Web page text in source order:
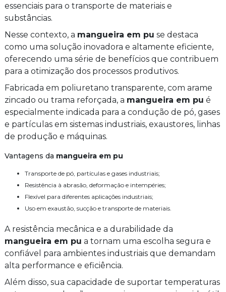
essenciais para o transporte de materiais e
substâncias.
Nesse contexto, a mangueira em pu se destaca
como uma solução inovadora e altamente eficiente,
oferecendo uma série de benefícios que contribuem
para a otimização dos processos produtivos.
Fabricada em poliuretano transparente, com arame
zincado ou trama reforçada, a mangueira em pu é
especialmente indicada para a condução de pó, gases
e partículas em sistemas industriais, exaustores, linhas
de produção e máquinas.
Vantagens da mangueira em pu
Transporte de pó, partículas e gases industriais;
Resistência à abrasão, deformação e intempéries;
Flexível para diferentes aplicações industriais;
Uso em exaustão, sucção e transporte de materiais.
A resistência mecânica e a durabilidade da
mangueira em pu a tornam uma escolha segura e
confiável para ambientes industriais que demandam
alta performance e eficiência.
Além disso, sua capacidade de suportar temperaturas